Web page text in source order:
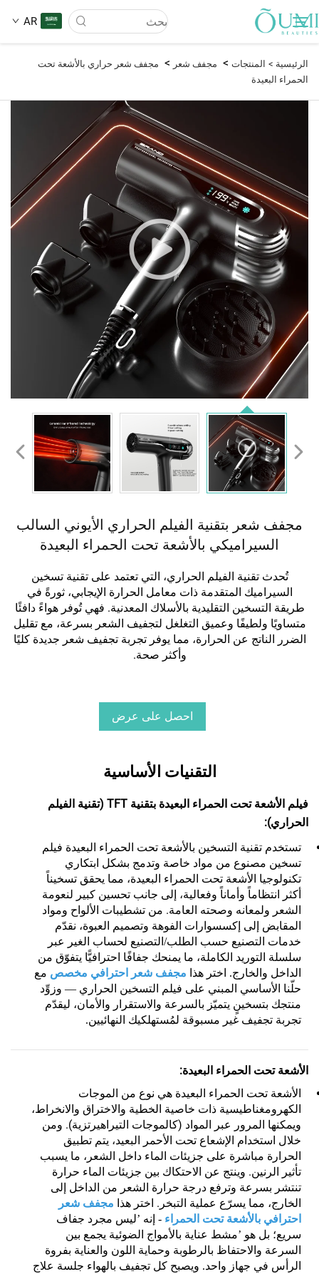
AR
الأخبار
تطبيق
الأسئلة الشائعة
اتصل بنا
الرئيسية > المنتجات > مجفف شعر > مجفف شعر حراري بالأشعة تحت
الحمراء البعيدة
مجفف شعر بتقنية الفيلم الحراري الأيوني السالب
السيراميكي بالأشعة تحت الحمراء البعيدة
تُحدث تقنية الفيلم الحراري، التي تعتمد على تقنية تسخين
السيراميك المتقدمة ذات معامل الحرارة الإيجابي، ثورةً في
طريقة التسخين التقليدية بالأسلاك المعدنية. فهي تُوفر هواءً دافئًا
متساويًا ولطيفًا وعميق التغلغل لتجفيف الشعر بسرعة، مع تقليل
الضرر الناتج عن الحرارة، مما يوفر تجربة تجفيف شعر جديدة كليًا
وأكثر صحة.
احصل على عرض
التقنيات الأساسية
فيلم الأشعة تحت الحمراء البعيدة بتقنية TFT (تقنية الفيلم
الحراري):
تستخدم تقنية التسخين بالأشعة تحت الحمراء البعيدة فيلم
تسخين مصنوع من مواد خاصة وتدمج بشكل ابتكاري
تكنولوجيا الأشعة تحت الحمراء البعيدة، مما يحقق تسخيناً
أكثر انتظاماً وأماناً وفعالية، إلى جانب تحسين كبير لنعومة
الشعر ولمعانه وصحته العامة. من تشطيبات الألواح ومواد
المقابض إلى إكسسوارات الفوهة وتصميم العبوة، نقدّم
خدمات التصنيع حسب الطلب/التصنيع لحساب الغير عبر
سلسلة التوريد الكاملة، ما يمنحك جفافًا احترافيًّا يتفوّق من
الداخل والخارج. اختر هذا مجفف شعر احترافي مخصص مع
حلّنا الأساسي المبني على فيلم التسخين الحراري — وزوِّد
منتجك بتسخينٍ يتميّز بالسرعة والاستقرار والأمان، ليقدّم
تجربة تجفيف غير مسبوقة لمُستهلكيك النهائيين.
الأشعة تحت الحمراء البعيدة:
الأشعة تحت الحمراء البعيدة هي نوع من الموجات
الكهرومغناطيسية ذات خاصية الخطية والاختراق والانخراط،
ويمكنها المرور عبر المواد (كالموجات التيراهيرتزية). ومن
خلال استخدام الإشعاع تحت الأحمر البعيد، يتم تطبيق
الحرارة مباشرة على جزيئات الماء داخل الشعر، ما يسبب
تأثير الرنين. وينتج عن الاحتكاك بين جزيئات الماء حرارة
تنتشر بسرعة وترفع درجة حرارة الشعر من الداخل إلى
الخارج، مما يسرّع عملية التبخر. اختر هذا مجفف شعر
احترافي بالأشعة تحت الحمراء - إنه ’ليس مجرد جفاف
سريع؛ بل هو ’مشط عناية بالأمواج الضوئية يجمع بين
السرعة والاحتفاظ بالرطوبة وحماية اللون والعناية بفروة
الرأس في جهاز واحد. ويصبح كل تجفيف بالهواء جلسة علاج